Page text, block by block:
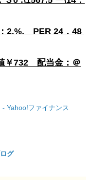
2.%. PER 24．48
￥732 配当金：＠
Yahoo!ファイナンス
グ